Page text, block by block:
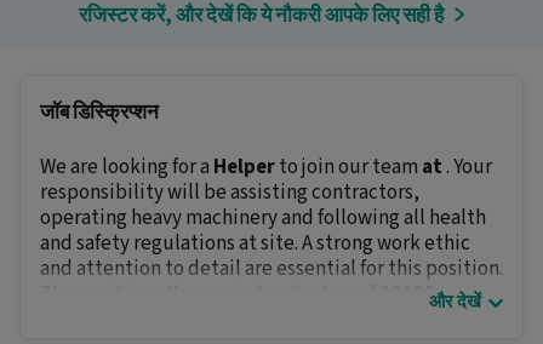
रजिस्टर करें, और देखें कि ये नौकरी आपके लिए सही है
जॉब डिस्क्रिप्शन
We are looking for a Helperto join our team at . Your
responsibility will be assisting contractors,
operating heavy machinery and following all health
and safety regulations at site. A strong work ethic
and attention to detail are essential for this position.
₹20000 -और देखें